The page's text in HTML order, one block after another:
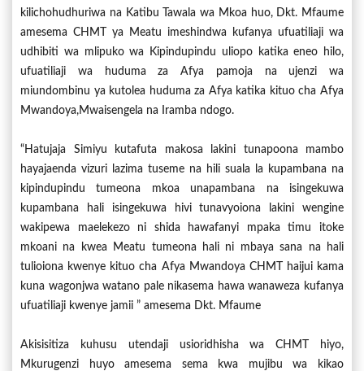
kilichohudhuriwa na Katibu Tawala wa Mkoa huo, Dkt. Mfaume
amesema CHMT ya Meatu imeshindwa kufanya ufuatiliaji wa
udhibiti wa mlipuko wa Kipindupindu uliopo katika eneo hilo,
ufuatiliaji wa huduma za Afya pamoja na ujenzi wa
miundombinu ya kutolea huduma za Afya katika kituo cha Afya
Mwandoya,Mwaisengela na Iramba ndogo.
“Hatujaja Simiyu kutafuta makosa lakini tunapoona mambo
hayajaenda vizuri lazima tuseme na hili suala la kupambana na
kipindupindu tumeona mkoa unapambana na isingekuwa
kupambana hali isingekuwa hivi tunavyoiona lakini wengine
wakipewa maelekezo ni shida hawafanyi mpaka timu itoke
mkoani na kwea Meatu tumeona hali ni mbaya sana na hali
tulioiona kwenye kituo cha Afya Mwandoya CHMT haijui kama
kuna wagonjwa watano pale nikasema hawa wanaweza kufanya
ufuatiliaji kwenye jamii ” amesema Dkt. Mfaume
Akisisitiza kuhusu utendaji usioridhisha wa CHMT hiyo,
Mkurugenzi huyo amesema sema kwa mujibu wa kikao